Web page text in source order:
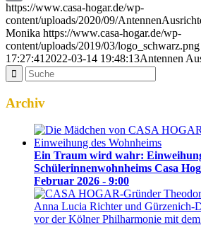
Email
https://www.casa-hogar.de/wp-
content/uploads/2020/09/
Monika https://www.casa-hogar.de/wp-
content/uploads/2019/03/logo_schwarz.png
17:27:41 2022-03-14 19:48:13Antennen
Archiv
Ein Traum wird wahr:
Schülerinnenwohnheims Casa
Februar 2026 - 9:00